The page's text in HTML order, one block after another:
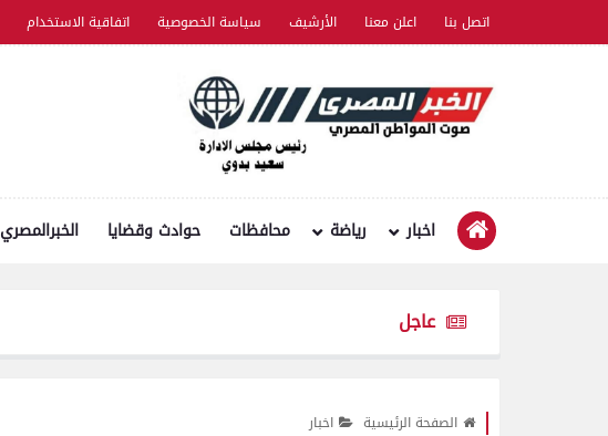
اتصل بنا اعلن معنا الأرشيف سياسة الخصوصية اتفاقية الاستخدام
اخبار رياضة محافظات حوادث وقضايا الخبرالمصري Tv
عاجل
الصفحة الرئيسية اخبار